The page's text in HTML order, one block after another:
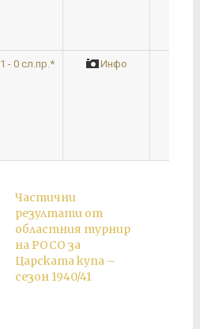
1 - 0 сл.пр.* Инфо
Частични
резултати от
областния турнир
на РОСО за
Царската купа –
сезон 1940/41